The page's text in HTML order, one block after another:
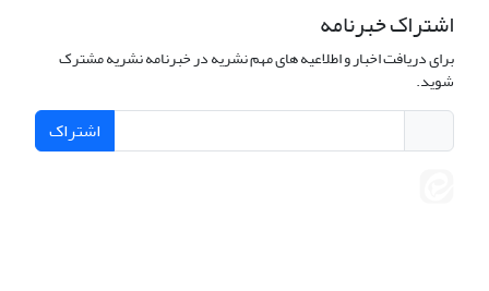
اشتراک خبرنامه
برای دریافت اخبار و اطلاعیه های مهم نشریه در خبرنامه نشریه مشترک
شوید.
اشتراک